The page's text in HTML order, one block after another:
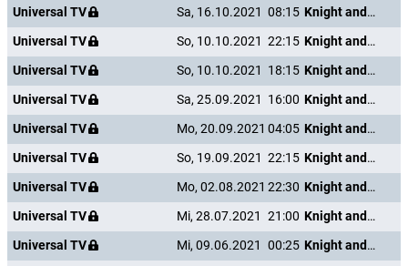
Universal TV
Sa, 16.10.2021 08:15
Knight and Day
Universal TV
So, 10.10.2021 22:15
Knight and Day
Universal TV
So, 10.10.2021 18:15
Knight and Day
Universal TV
Sa, 25.09.2021 16:00
Knight and Day
Universal TV
Mo, 20.09.2021 04:05
Knight and Day
Universal TV
So, 19.09.2021 22:15
Knight and Day
Universal TV
Mo, 02.08.2021 22:30
Knight and Day
Universal TV
Mi, 28.07.2021 21:00
Knight and Day
Universal TV
Mi, 09.06.2021 00:25
Knight and Day